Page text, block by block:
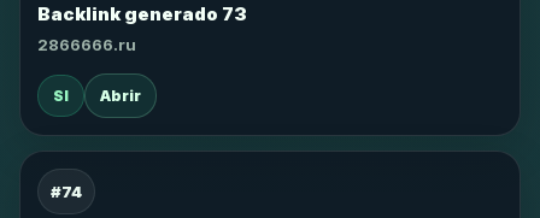
Backlink generado 73
2866666.ru
SI Abrir
#74